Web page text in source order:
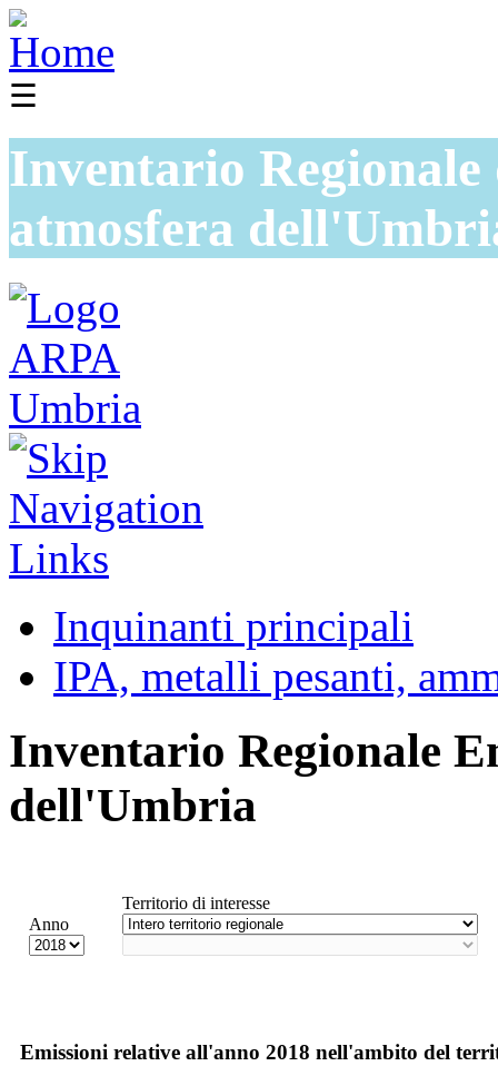
☰
Inventario
atmosfera
Inquinanti principali
IPA, metalli pesanti,
Inventario Regionale
dell'Umbria
Anno
Territorio di interesse
Emissioni relative all'anno 2018 nell'ambito del